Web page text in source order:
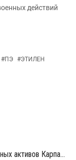
действий
#ПЭ #ЭТИЛЕН
АРМА ищет управляющего для арестованных активов Карпатнефтехима